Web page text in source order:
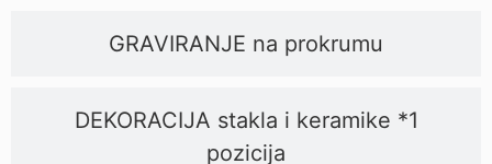
GRAVIRANJE na prokrumu
DEKORACIJA stakla i keramike *1
pozicija